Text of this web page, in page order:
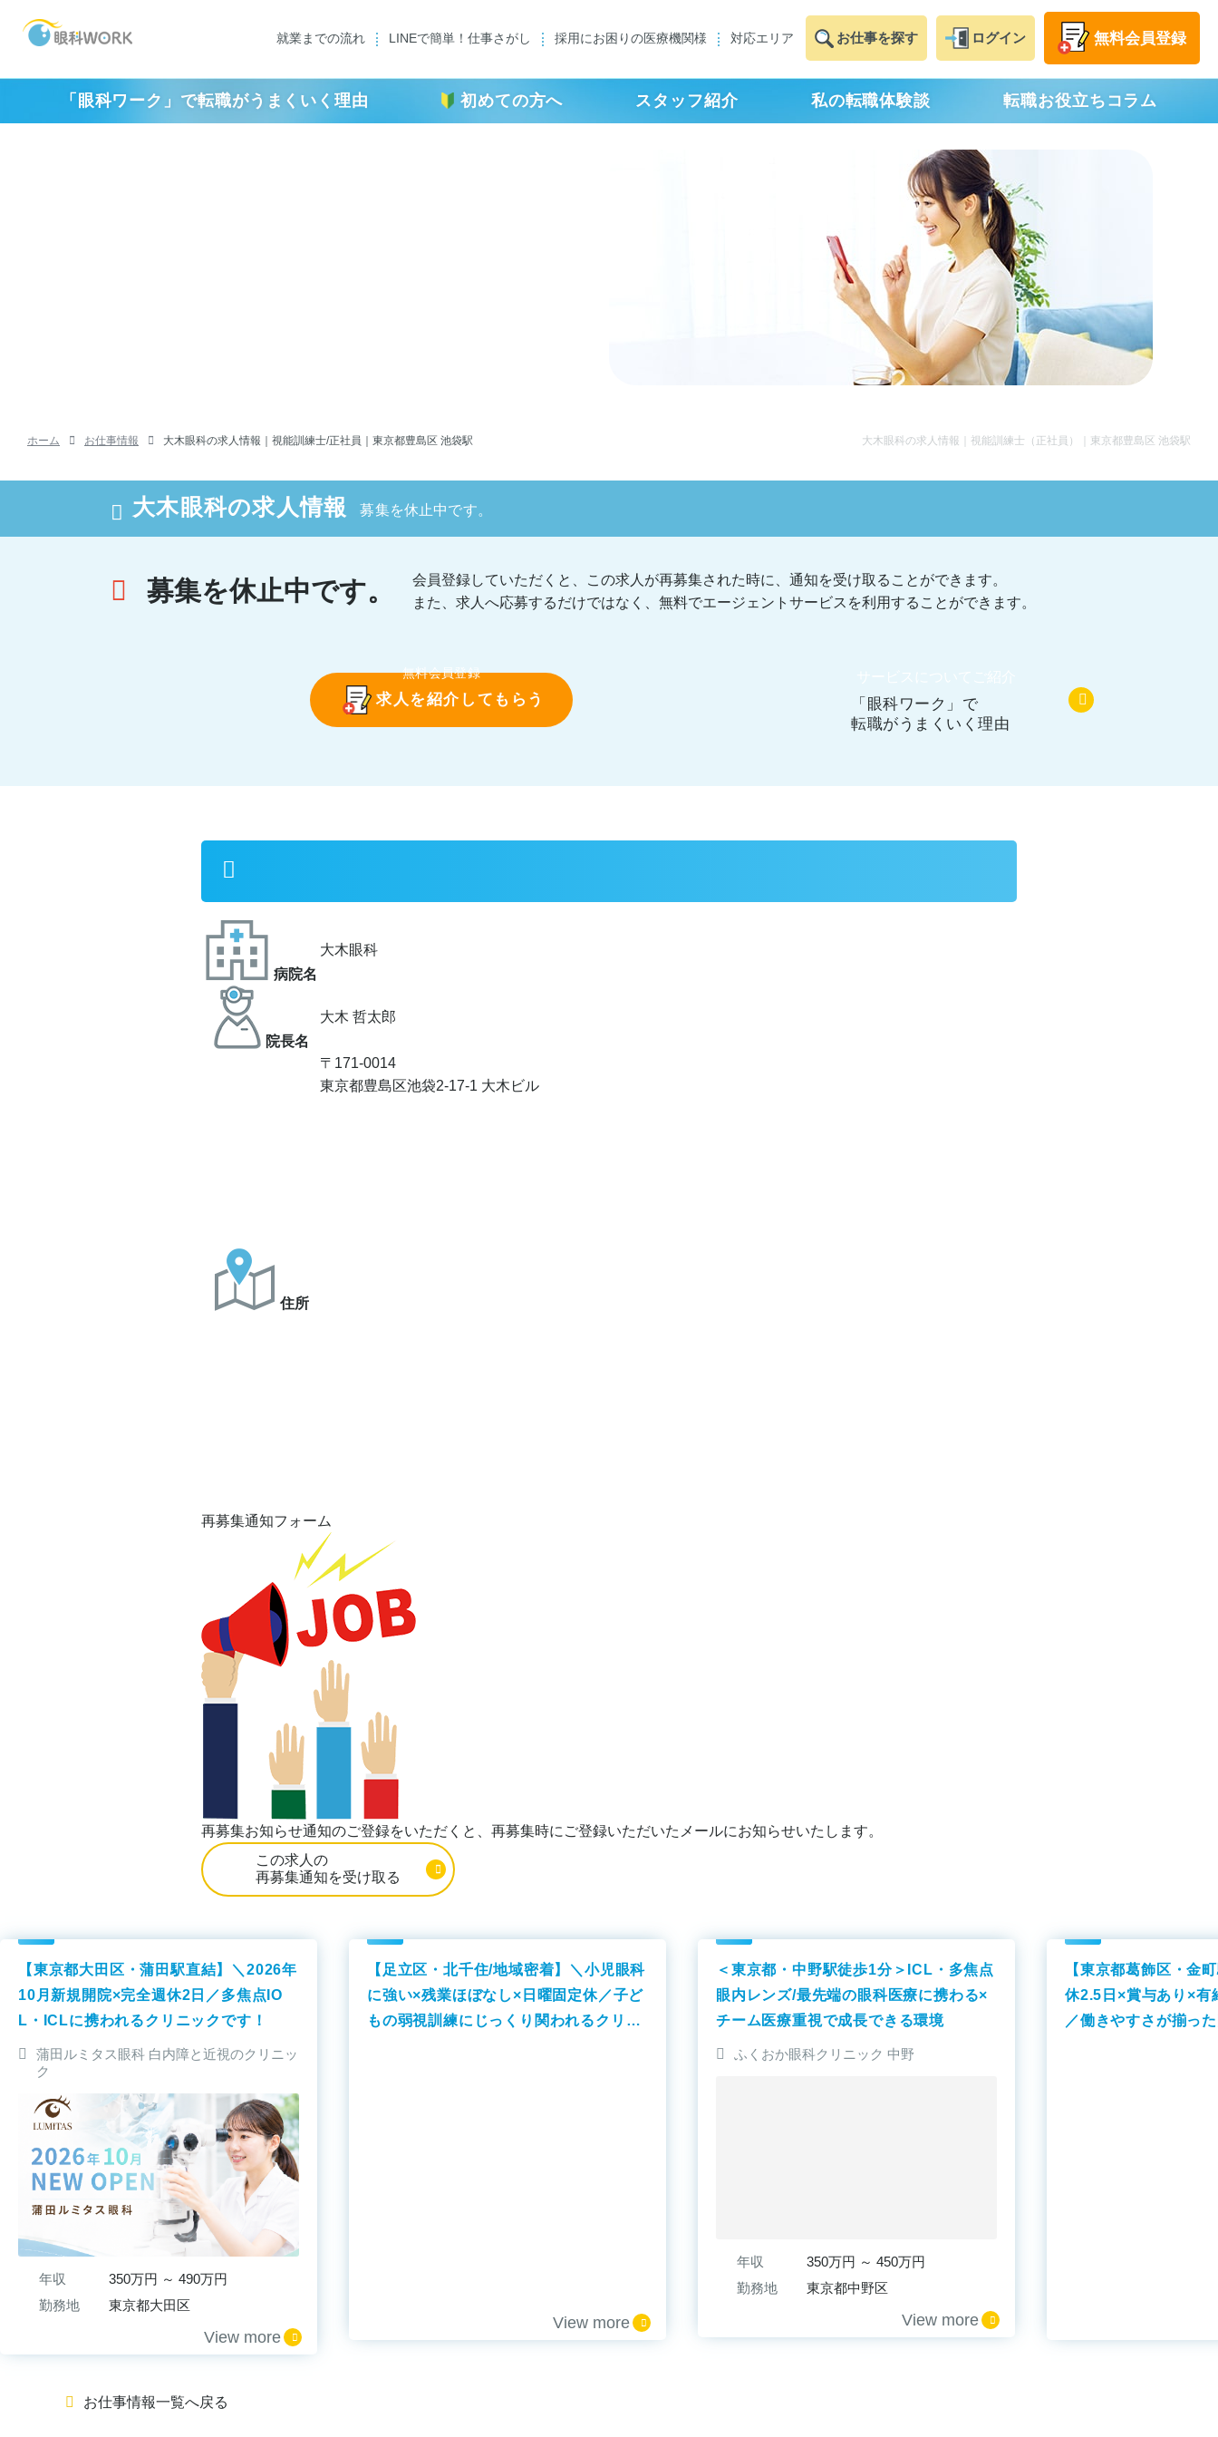
就業までの流れ LINEで簡単！仕事さがし 採用にお困りの医療機関様 対応エリア お仕事を探す ログイン 無料会員登録
「眼科ワーク」で転職がうまくいく理由 初めての方へ スタッフ紹介
スタッフ一覧 私の転職体験談 転職お役立ちコラム
ホーム お仕事情報 大木眼科の求人情報｜視能訓練士/正社員｜東京都豊島区 池袋駅 大木眼科の求人情報｜視能訓練士（正社員）｜東京都豊島区 池袋駅
大木眼科の求人情報 募集を休止中です。
募集を休止中です。
会員登録していただくと、この求人が再募集された時に、通知を受け取ることができます。
また、求人へ応募するだけではなく、無料でエージェントサービスを利用することができます。
無料会員登録
求人を紹介してもらう
「眼科ワーク」で
転職がうまくいく理由
病院名
大木眼科
院⻑名
大木 哲太郎
住所
〒171-0014
東京都豊島区池袋2-17-1 大木ビル
再募集通知フォーム
再募集お知らせ通知のご登録をいただくと、再募集時にご登録いただいたメールにお知らせいたします。
この求人の
再募集通知を受け取る
【東京都大田区・蒲田駅直結】＼2026年
10月新規開院×完全週休2日／多焦点IO
L・ICLに携われるクリニックです！
蒲田ルミタス眼科 白内障と近視のクリニッ
ク
年収
350万円 ～ 490万円
勤務地
東京都大田区
View more
【足立区・北千住/地域密着】＼小児眼科
に強い×残業ほぼなし×日曜固定休／子ど
もの弱視訓練にじっくり関われるクリニ
View more
＜東京都・中野駅徒歩1分＞ICL・多焦点
眼内レンズ/最先端の眼科医療に携わる×
チーム医療重視で成長できる環境
ふくおか眼科クリニック 中野
年収
350万円 ～ 450万円
勤務地
東京都中野区
View more
【東京都葛飾区・金
休2.5日×賞与あり×有
／働きやすさが揃っ
お仕事情報一覧へ戻る